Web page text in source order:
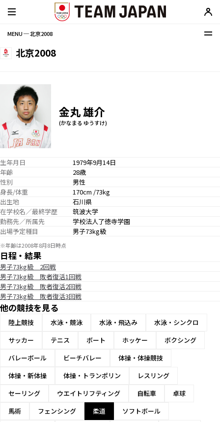
MENU ─ 北京2008
北京2008
金丸 雄介
(かなまる ゆうすけ)
生年月日
1979年9月14日
年齢
28歳
性別
男性
身長/体重
170cm /73kg
出生地
石川県
在学校名／最終学歴
筑波大学
勤務先／所属先
学校法人了徳寺学園
出場予定種目
男子73kg級
※年齢は2008年8月8日時点
日程・結果
男子73kg級 2回戦
男子73kg級 敗者復活1回戦
男子73kg級 敗者復活2回戦
男子73kg級 敗者復活3回戦
他の競技を見る
陸上競技 水泳・競泳 水泳・飛込み
水泳・シンクロ
サッカー
テニス ボート ホッケー
ボクシング
バレーボール
ビーチバレー
体操・体操競技
体操・新体操
体操・トランポリン
レスリング
セーリング
ウエイトリフティング 自転車
卓球
馬術
フェンシング 柔道
ソフトボール